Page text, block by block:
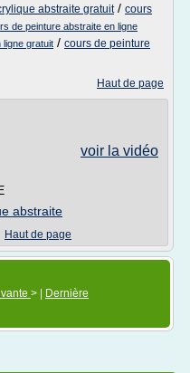
abstraite gratuit/ cours
de peinture abstraite en ligne
ligne gratuit / cours de peinture
Haut de page
voir la vidéo
abstraite
Haut de page
> |
Dernière